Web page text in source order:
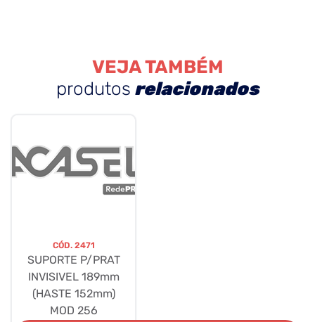
VEJA TAMBÉM
produtos relacionados
CÓD. 2471
SUPORTE P/PRAT
INVISIVEL 189mm
(HASTE 152mm)
MOD 256